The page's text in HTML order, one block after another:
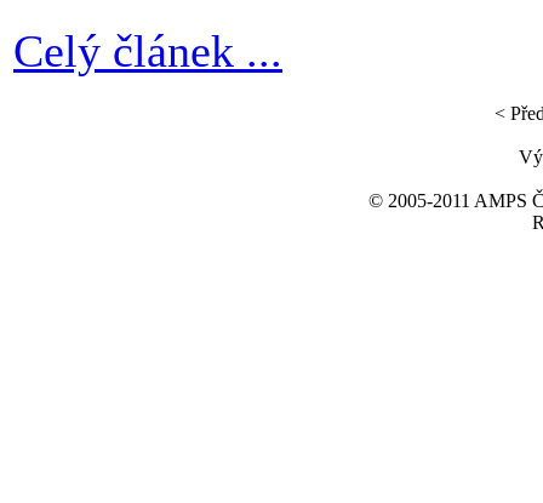
Celý článek ...
<
© 2005-2011 AMPS